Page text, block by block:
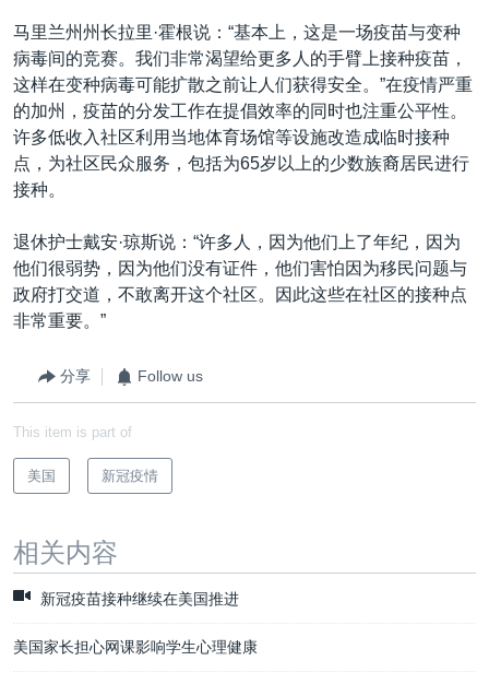
马里兰州州长拉里·霍根说：“基本上，这是一场疫苗与变种
病毒间的竞赛。我们非常渴望给更多人的手臂上接种疫苗，
这样在变种病毒可能扩散之前让人们获得安全。”在疫情严重
的加州，疫苗的分发工作在提倡效率的同时也注重公平性。
许多低收入社区利用当地体育场馆等设施改造成临时接种
点，为社区民众服务，包括为65岁以上的少数族裔居民进行
接种。
退休护士戴安·琼斯说：“许多人，因为他们上了年纪，因为
他们很弱势，因为他们没有证件，他们害怕因为移民问题与
政府打交道，不敢离开这个社区。因此这些在社区的接种点
非常重要。”
分享 Follow us
This item is part of
美国 新冠疫情
相关内容
新冠疫苗接种继续在美国推进
美国家长担心网课影响学生心理健康